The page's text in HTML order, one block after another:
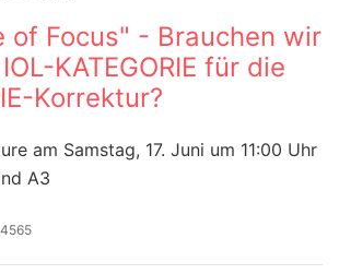
of Focus" - Brauchen wir
KATEGORIE für die
Korrektur?
am Samstag, 17. Juni um 11:00 Uhr
A3
4565